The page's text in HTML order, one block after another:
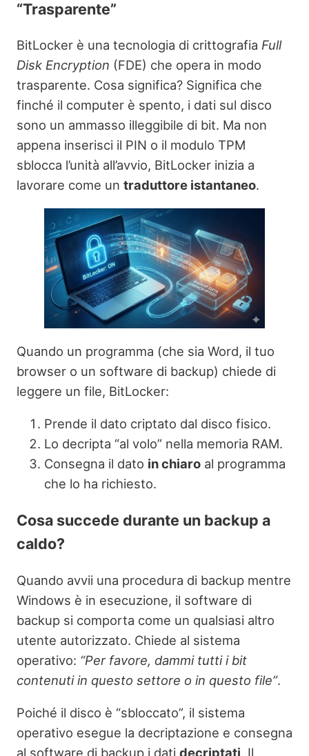
“Trasparente”
BitLocker è una tecnologia di crittografia Full
Disk Encryption (FDE) che opera in modo
trasparente. Cosa significa? Significa che
finché il computer è spento, i dati sul disco
sono un ammasso illeggibile di bit. Ma non
appena inserisci il PIN o il modulo TPM
sblocca l’unità all’avvio, BitLocker inizia a
lavorare come un traduttore istantaneo.
Quando un programma (che sia Word, il tuo
browser o un software di backup) chiede di
leggere un file, BitLocker:
Prende il dato criptato dal disco fisico.
Lo decripta “al volo” nella memoria RAM.
Consegna il dato in chiaro al programma
che lo ha richiesto.
Cosa succede durante un backup a
caldo?
Quando avvii una procedura di backup mentre
Windows è in esecuzione, il software di
backup si comporta come un qualsiasi altro
utente autorizzato. Chiede al sistema
operativo: “Per favore, dammi tutti i bit
contenuti in questo settore o in questo file”.
Poiché il disco è “sbloccato”, il sistema
operativo esegue la decriptazione e consegna
al software di backup i dati decriptati. Il